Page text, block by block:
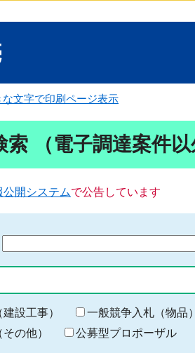
な文字で印刷ページ表示
（電子調達案件以
公開システムで公告しています
る
キ
ー
設工事） 一般競争入札（物品）
の他）
公募型プロポーザル